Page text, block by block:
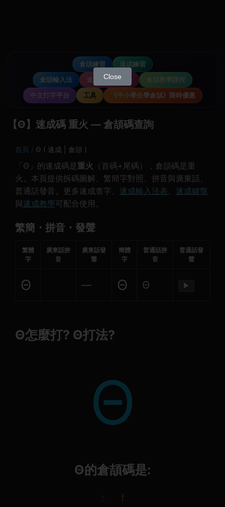
倉頡練習
速成練習
倉頡輸入法
速成輸入法教學
倉頡教學課程
中文打字平台
工具 《中小學生學倉頡》限時優惠
【Θ】速成碼 重火 — 倉頡碼查詢
首頁 Θ ( 速成 | 倉頡 )
「Θ」的速成碼是 重火 （首碼+尾碼），倉頡碼是重
火。本頁提供拆碼圖解、繁簡字對照、拼音與廣東話、
普通話發音。更多速成查字、 速成輸入法表、 速成鍵盤
與速成教學可配合使用。
繁簡・拼音・發聲
繁體
字
廣東話拼
音
廣東話發
聲
簡體
字
普通話拼
音
普通話發
聲
Θ — Θ Θ ▶
Θ怎麼打? Θ打法?
Θ
Θ的倉頡碼是:
f
Close